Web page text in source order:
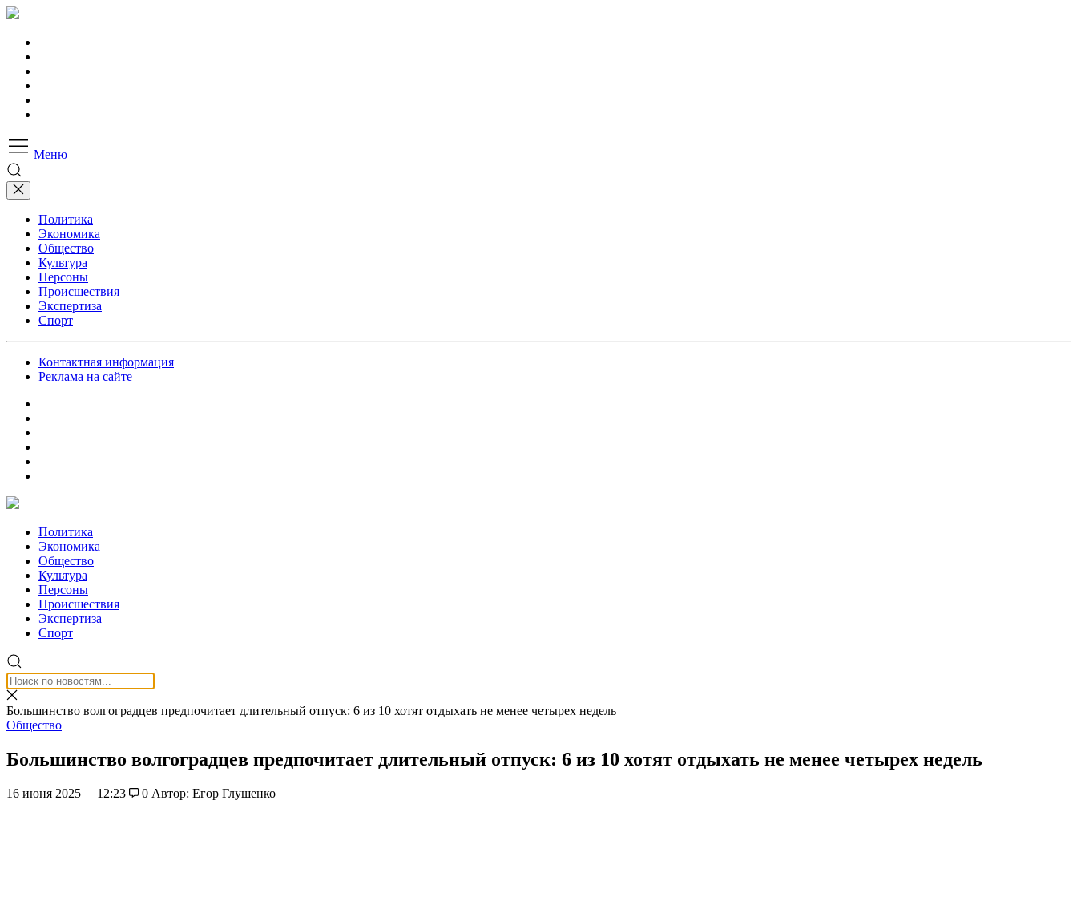
Меню
Политика
Экономика
Общество
Культура
Персоны
Происшествия
Экспертиза
Спорт
Контактная информация
Реклама на сайте
Политика
Экономика
Общество
Культура
Персоны
Происшествия
Экспертиза
Спорт
Большинство волгоградцев предпочитает длительный отпуск: 6 из 10 хотят отдыхать не менее четырех недель
Общество
Большинство волгоградцев предпочитает длительный отпуск: 6 из 10 хотят отдыхать не менее четырех недель
16 июня 2025 12:23 0 Автор: Егор Глушенко